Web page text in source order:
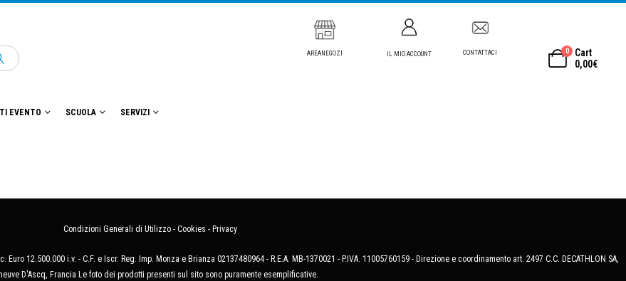
AREANEGOZI IL MIO ACCOUNT CONTATTACI 0
Cart
0,00€
EVENTO SCUOLA SERVIZI
Condizioni Generali di Utilizzo - Cookies - Privacy
12.500.000 i.v. - C.F. e Iscr. Reg. Imp. Monza e Brianza 02137480964 - R.E.A. MB-1370021 - P.IVA. 11005760159 - Direzione e coordinamento art. 2497 C.C. DECATHLON SA,
D'Ascq, Francia Le foto dei prodotti presenti sul sito sono puramente esemplificative.